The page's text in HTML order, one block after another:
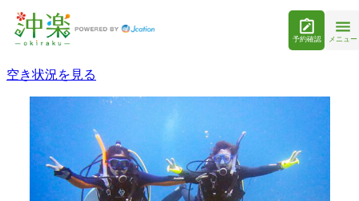
予約確認 メニュー
空き状況を見る